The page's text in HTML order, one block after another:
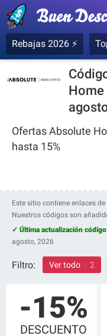
Rebajas 2026 ⚡
Ofertas Absolute
hasta 15%
Este sitio contiene enlaces
Nuestros códigos son
✓ Última actualización
agosto, 2026
Filtro: Ver todo 2
-15%
DESCUENTO